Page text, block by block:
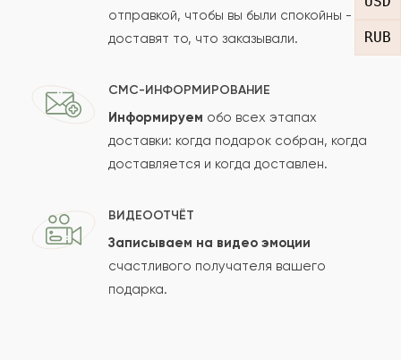
RUB
Сколько будет
Отзыв будет опубликован после проверки.
Проверяем на спам.
отправкой, чтобы вы были спокойны -
доставят то, что заказывали.
СМС-ИНФОРМИРОВАНИЕ
Информируем обо всех этапах
доставки: когда подарок собран, когда
доставляется и когда доставлен.
ВИДЕООТЧЁТ
Записываем на видео эмоции
счастливого получателя вашего
подарка.